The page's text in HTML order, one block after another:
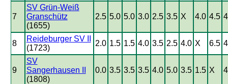
7
SV Grün-Weiß
Granschütz
(1655)
2.5 5.0 5.0 3.0 2.5 3.5 X 4.0 4.5
8
Reideburger SV II
(1723)
2.0 1.5 1.5 4.0 3.5 2.5 4.0 X 6.5
9
SV
Sangerhausen II
(1808)
0.0 3.5 3.5 3.5 4.0 5.0 3.5 1.5 X